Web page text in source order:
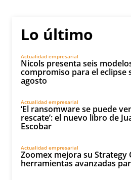
Lo último
Actualidad empresarial
Nicols presenta seis
compromiso para el eclipse
agosto
Actualidad empresarial
‘El ransomware se puede
rescate’: el nuevo libro de
Escobar
Actualidad empresarial
Zoomex mejora su Strategy
herramientas avanzadas